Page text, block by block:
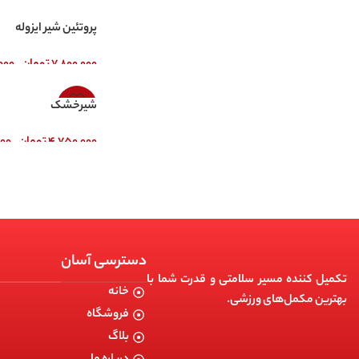
پروتئین شیر ایزوله
۷,۸۰۰,۰۰۰تومان
-9%
شیرخشک
۴,۷۵۰,۰۰۰تومان
تکمیل کننده مسیر سلامتی و قدرت شما با
بهترین مکمل‌های ورزشی.
دسترسی آسان
خانه
فروشگاه
بلاگ